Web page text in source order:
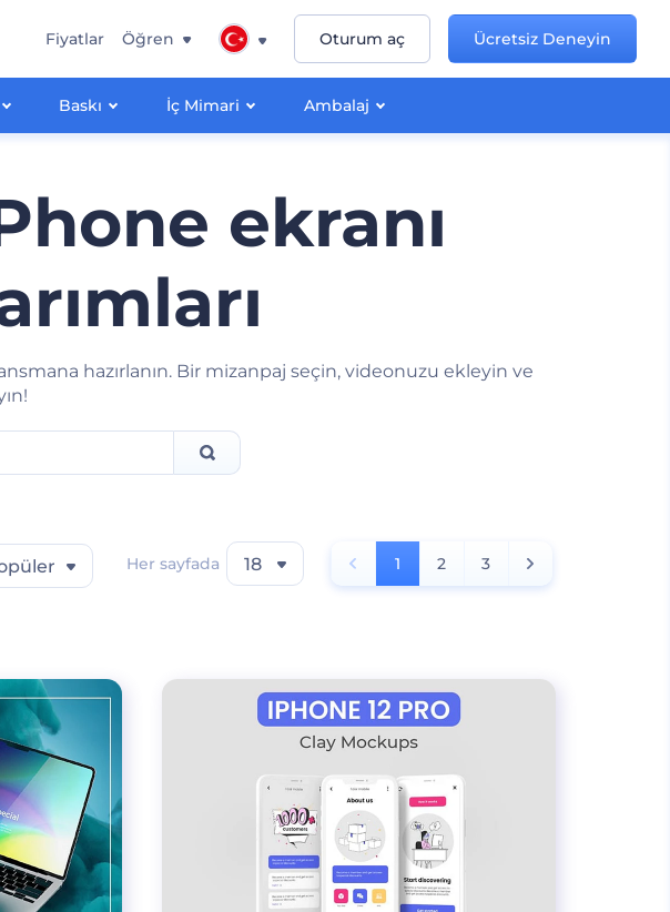
Baskı İç Mimari Ambalaj
Fiyatlar Öğren Oturum aç Ücretsiz Deneyin
ekranı
hazırlanın. Bir mizanpaj seçin, videonuzu ekleyin ve
Her sayfada 18 1 2 3